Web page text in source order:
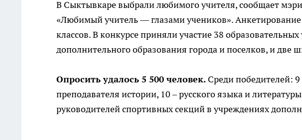
В Сыктывкаре выбрали любимого учителя, сообщает
«Любимый учитель — глазами учеников».
классов. В конкурсе приняли участие 38
дополнительного образования города и поселков, и две
Опросить удалось 5 500 человек. Среди победителей:
преподавателя истории, 10 – русского языка и
руководителей спортивных секций в учреждениях